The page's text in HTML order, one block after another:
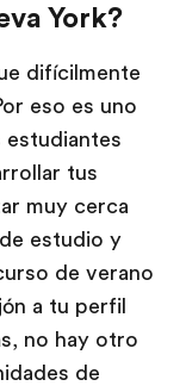
York?
difícilmente
eso es uno
tus
muy cerca
estudio y
de verano
a tu perfil
no hay otro
de